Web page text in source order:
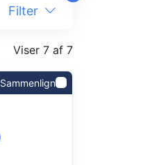
Filter
Viser 7 af 7
Sammenlign